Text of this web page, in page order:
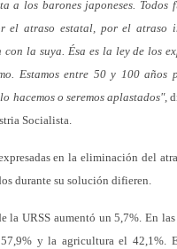
a los barones japoneses. Todos
atraso estatal, por el atraso
la suya. Ésa es la ley de los
Estamos entre 50 y 100 años
hacemos o seremos aplastados",
Socialista.
en la eliminación del
durante su solución difieren.
URSS aumentó un 5,7%. En
y la agricultura el 42,1%.